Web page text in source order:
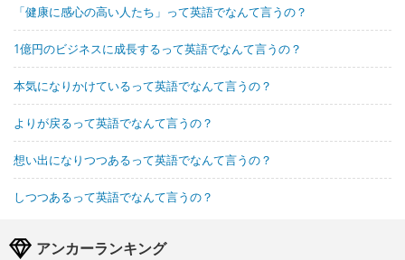
「健康に感心の高い人たち」って英語でなんて言うの？
1億円のビジネスに成長するって英語でなんて言うの？
本気になりかけているって英語でなんて言うの？
よりが戻るって英語でなんて言うの？
想い出になりつつあるって英語でなんて言うの？
しつつあるって英語でなんて言うの？
アンカーランキング